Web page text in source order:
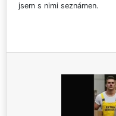
jsem s nimi seznámen.